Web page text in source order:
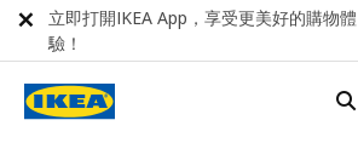
立即打開IKEA App，享受更美好的購物體
驗！